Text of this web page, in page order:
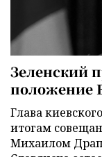
Зеленский
положение
Глава
итогам
Михаилом